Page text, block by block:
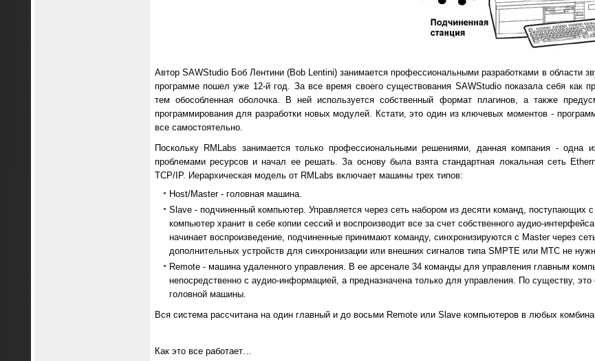
Автор SAWStudio Боб Лентини (Bob Lentini) занимается профессиональными разработками в области
программе пошел уже 12-й год. За все время своего существования SAWStudio показала себя как
тем обособленная оболочка. В ней используется собственный формат плагинов, а также
программирования для разработки новых модулей. Кстати, это один из ключевых моментов -
все самостоятельно.
Поскольку RMLabs занимается только профессиональными решениями, данная компания - одна
проблемами ресурсов и начал ее решать. За основу была взята стандартная локальная сеть
TCP/IP. Иерархическая модель от RMLabs включает машины трех типов:
Host/Master - головная машина.
Slave - подчиненный компьютер. Управляется через сеть набором из десяти команд, поступающих
компьютер хранит в себе копии сессий и воспроизводит все за счет собственного аудио-
начинает воспроизведение, подчиненные принимают команду, синхронизируются с Master через
дополнительных устройств для синхронизации или внешних сигналов типа SMPTE или MTC не
Remote - машина удаленного управления. В ее арсенале 34 команды для управления главным
непосредственно с аудио-информацией, а предназначена только для управления. По существу,
головной машины.
Вся система рассчитана на один главный и до восьми Remote или Slave компьютеров в любых
Как это все работает…